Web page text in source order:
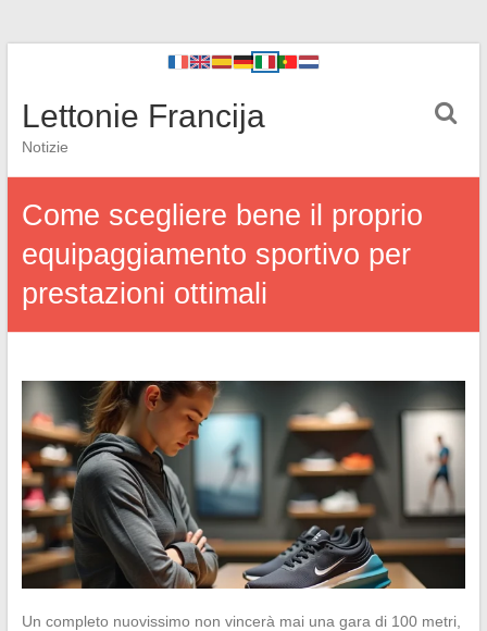
Lettonie Francija
Notizie
Come scegliere bene il proprio
equipaggiamento sportivo per
prestazioni ottimali
Un completo nuovissimo non vincerà mai una gara di 100 metri,